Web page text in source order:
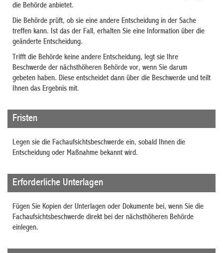
die Behörde anbietet.
Die Behörde prüft, ob sie eine andere Entscheidung in der Sache
treffen kann. Ist das der Fall, erhalten Sie eine Information über die
geänderte Entscheidung.
Trifft die Behörde keine andere Entscheidung, legt sie Ihre
Beschwerde der nächsthöheren Behörde vor, wenn Sie darum
gebeten haben. Diese entscheidet dann über die Beschwerde und teilt
Ihnen das Ergebnis mit.
Fristen
Legen sie die Fachaufsichtsbeschwerde ein, sobald Ihnen die
Entscheidung oder Maßnahme bekannt wird.
Erforderliche Unterlagen
Fügen Sie Kopien der Unterlagen oder Dokumente bei, wenn Sie die
Fachaufsichtsbeschwerde direkt bei der nächsthöheren Behörde
einlegen.